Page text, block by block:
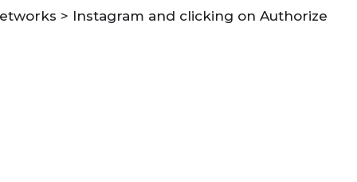
> Instagram and clicking on Authorize